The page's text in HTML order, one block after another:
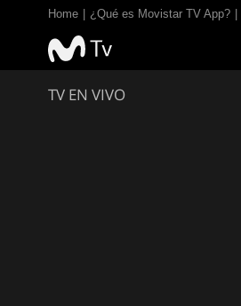
Home ¿Qué es Movistar TV App?
TV EN VIVO